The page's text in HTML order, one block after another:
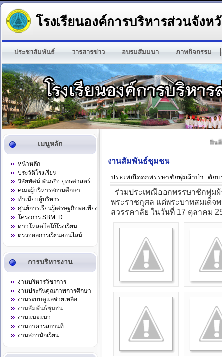
โรงเรียนองค์การบริหารส่วนจัง
ประชาสัมพันธ์ วารสารข่าว อบรมสัมมนา ภาพกิจกรรม
เมนูหลัก
หน้าหลัก
ประวัติโรงเรียน
วิสัยทัศน์ พันธกิจ ยุทธศาสตร์
คณะผู้บริหารสถานศึกษา
ทำเนียบผู้บริหาร
ศูนย์การเรียนรู้เศรษฐกิจพอเพียง
โครงการ SBMLD
ดาวโหลดโลโก้โรงเรียน
ตรวจผลการเรียนออนไลน์
การบริหารงาน
งานบริหารวิชาการ
งานประกันคุณภาพการศึกษา
งานระบบดูแลช่วยเหลือ
งานสัมพันธ์ชุมชน
งานแนะแนว
งานอาคารสถานที่
งานสภานักเรียน
ยินดี
งานสัมพันธ์ชุมชน
ประเพณีออกพรรษาชักพุ่มผ้าป่า. ตัก
ร่วมประเพณีออกพรรษาชักพุ่มผ้
พระราชกุศล แด่พระบาทสมเด็จ
สวรรคาลัย ในวันที่ 17 ตุลาคม